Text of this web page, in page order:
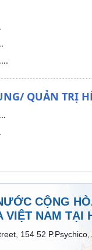
QUẢN TRỊ
CỘNG
VIỆT NAM TẠI
154 52 P.Psychico,